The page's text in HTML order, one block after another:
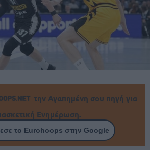
την Αγαπημένη σου πηγή για
Ενημέρωση.
το Eurohoops στην Google